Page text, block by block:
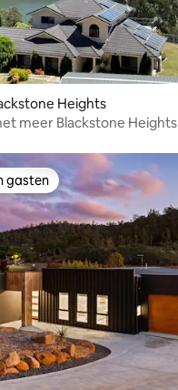
Heights
meer Blackstone Heights
gasten
gasten